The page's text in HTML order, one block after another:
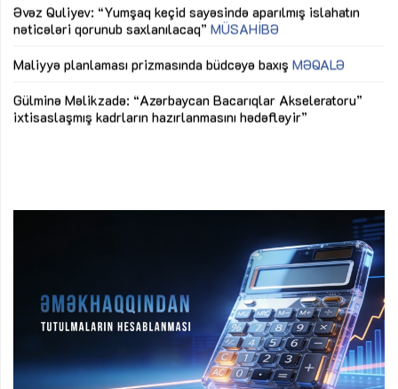
Əvəz Quliyev: “Yumşaq keçid sayəsində aparılmış islahatın
nəticələri qorunub saxlanılacaq” MÜSAHİBƏ
Maliyyə planlaması prizmasında büdcəyə baxış MƏQALƏ
Gülminə Məlikzadə: “Azərbaycan Bacarıqlar Akseleratoru”
ixtisaslaşmış kadrların hazırlanmasını hədəfləyir”